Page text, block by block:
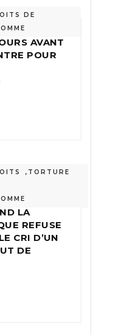
DE
AVANT
POUR
, TORTURE
À
LA
REFUSE
CRI D’UN
DE